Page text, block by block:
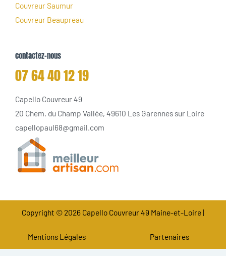
Couvreur Saumur
Couvreur Beaupreau
contactez-nous
07 64 40 12 19
Capello Couvreur 49
20 Chem. du Champ Vallée, 49610 Les Garennes sur Loire
capellopaul68@gmail.com
Copyright © 2026 Capello Couvreur 49 Maine-et-Loire |
Mentions Légales Partenaires